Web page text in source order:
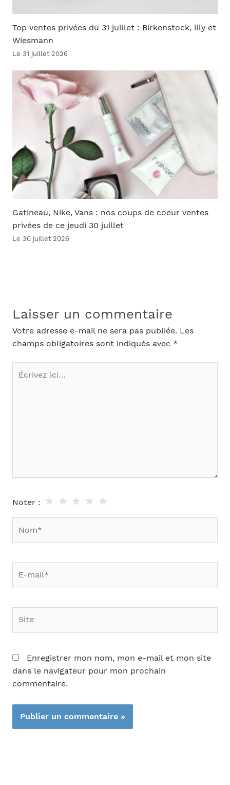
Top ventes privées du 31 juillet : Birkenstock, illy et
Wiesmann
Le 31 juillet 2026
Gatineau, Nike, Vans : nos coups de coeur ventes
privées de ce jeudi 30 juillet
Le 30 juillet 2026
Laisser un commentaire
Votre adresse e-mail ne sera pas publiée. Les
champs obligatoires sont indiqués avec *
Écrivez
ici…
Noter : ★
★
★
★
★
Enregistrer mon nom, mon e-mail et mon site
dans le navigateur pour mon prochain
commentaire.